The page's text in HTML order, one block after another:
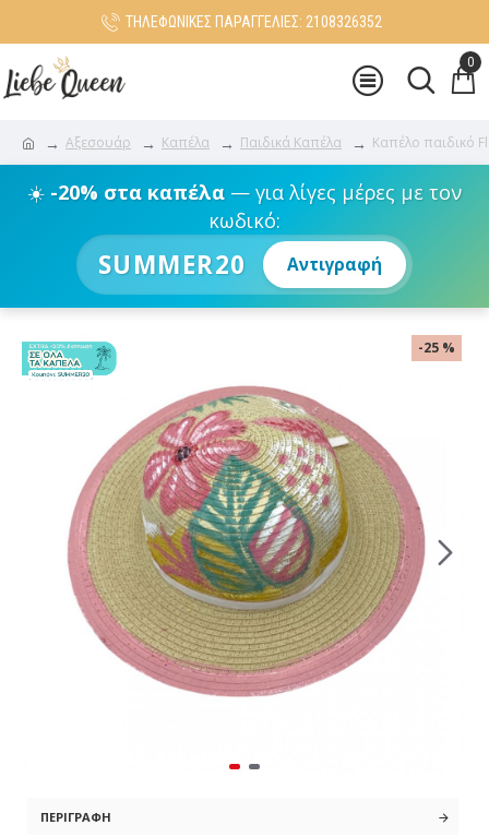
ΤΗΛΕΦΩΝΙΚΕΣ ΠΑΡΑΓΓΕΛΙΕΣ: 2108326352
0
Αξεσουάρ Καπέλα Παιδικά Καπέλα Καπέλο παιδικό
☀️ -20% στα καπέλα— για λίγες μέρες με τον
κωδικό:
SUMMER20 Αντιγραφή
-25 %
ΠΕΡΙΓΡΑΦΉ